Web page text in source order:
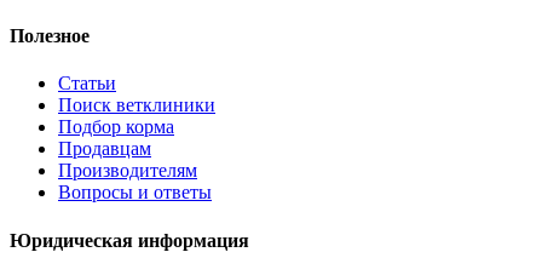
Полезное
Статьи
Поиск ветклиники
Подбор корма
Продавцам
Производителям
Вопросы и ответы
Юридическая информация